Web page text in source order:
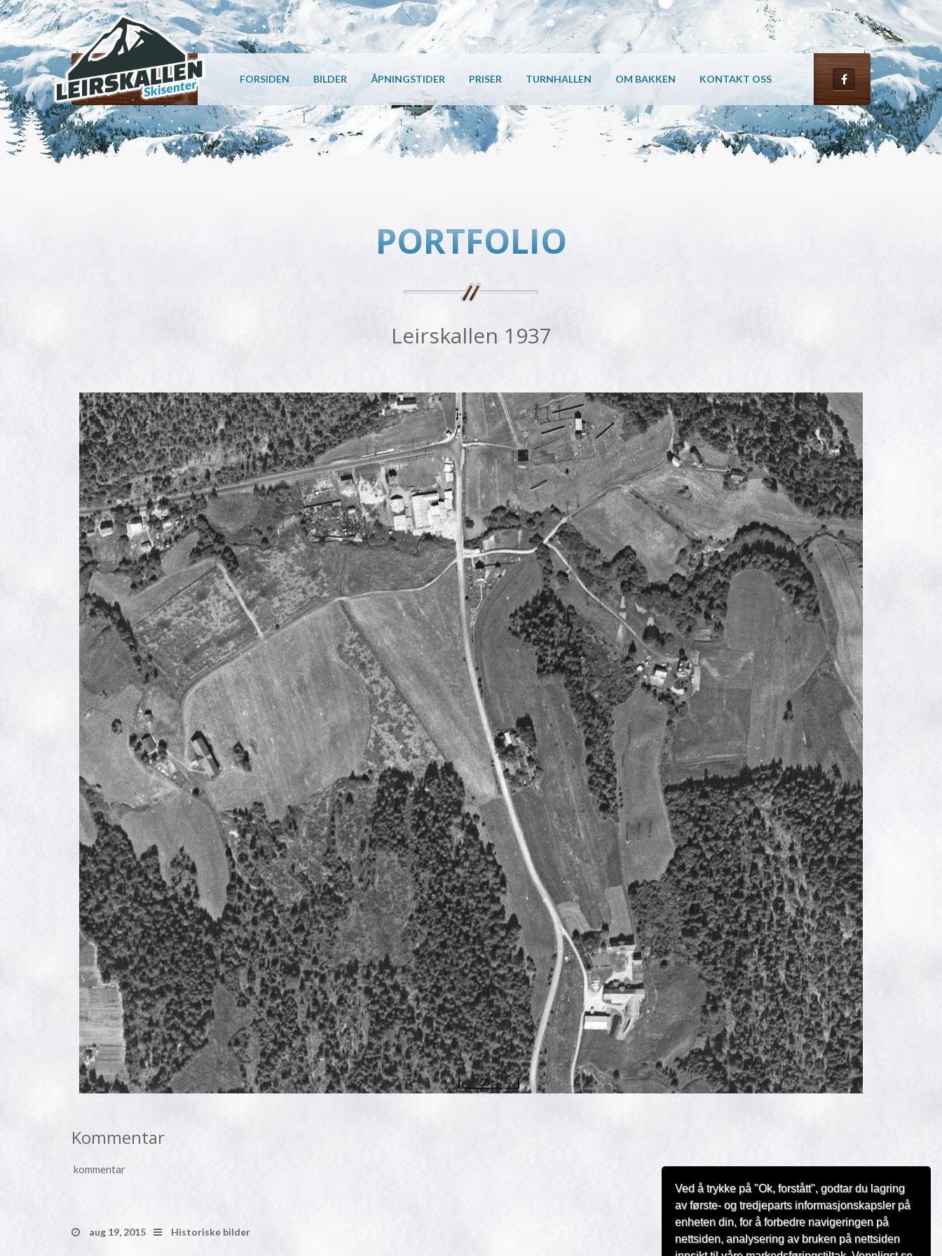
FORSIDEN BILDER ÅPNINGSTIDER PRISER TURNHALLEN OM BAKKEN KONTAKT OSS
PORTFOLIO
Leirskallen 1937
Kommentar
kommentar
aug 19, 2015 Historiske bilder
Ved å trykke på "Ok, forstått", godtar du lagring
av første- og tredjeparts informasjonskapsler på
enheten din, for å forbedre navigeringen på
nettsiden, analysering av bruken på nettsiden